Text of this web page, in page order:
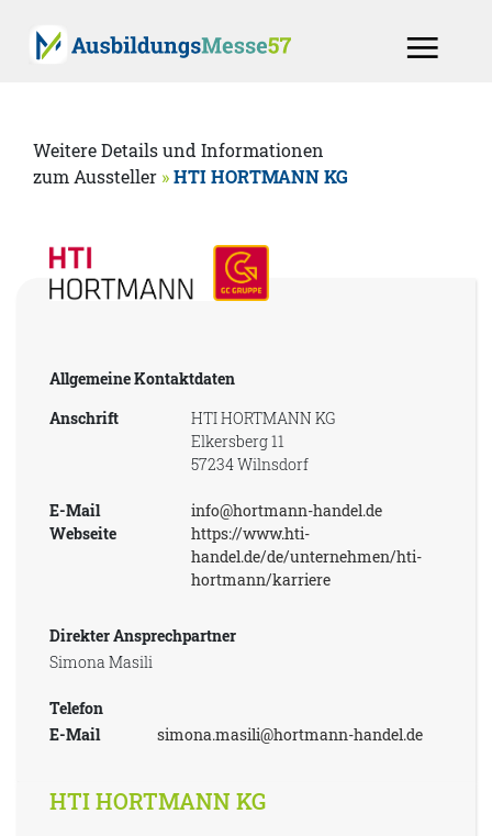
Weitere Details und Informationen
zum Aussteller »HTI HORTMANN KG
Allgemeine Kontaktdaten
Anschrift
HTI HORTMANN KG
Elkersberg 11
57234 Wilnsdorf
E-Mail
info@hortmann-handel.de
Webseite
https://www.hti-
handel.de/de/unternehmen/hti-
hortmann/karriere
Direkter Ansprechpartner
Simona Masili
Telefon
E-Mail
simona.masili@hortmann-handel.de
HTI HORTMANN KG